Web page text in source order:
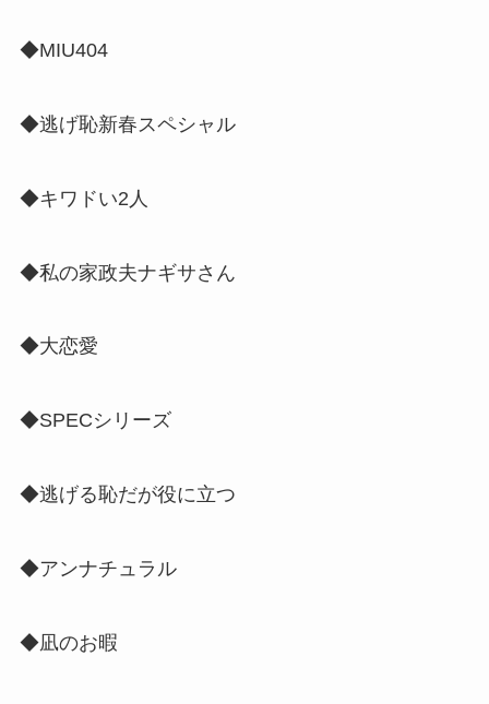
◆MIU404
◆逃げ恥新春スペシャル
◆キワドい2人
◆私の家政夫ナギサさん
◆大恋愛
◆SPECシリーズ
◆逃げる恥だが役に立つ
◆アンナチュラル
◆凪のお暇